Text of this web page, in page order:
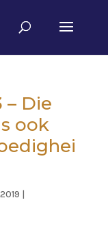
– Die
ook
|